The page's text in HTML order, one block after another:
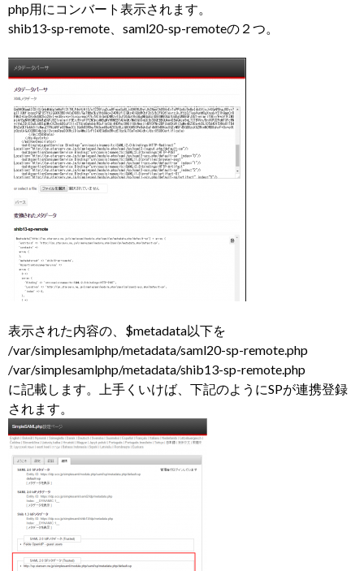
php用にコンバート表示されます。
shib13-sp-remote、saml20-sp-remoteの２つ。
表示された内容の、$metadata以下を
/var/simplesamlphp/metadata/saml20-sp-remote.php
/var/simplesamlphp/metadata/shib13-sp-remote.php
に記載します。上手くいけば、下記のようにSPが連携登録
されます。